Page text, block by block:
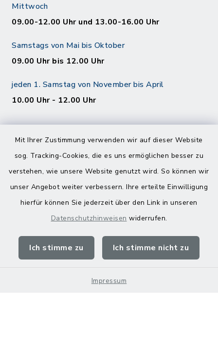
Mit Ihrer Zustimmung verwenden wir auf dieser Website
sog. Tracking-Cookies, die es uns ermöglichen besser zu
verstehen, wie unsere Website genutzt wird. So können wir
unser Angebot weiter verbessern. Ihre erteilte Einwilligung
hierfür können Sie jederzeit über den Link in unseren
Datenschutzhinweisen widerrufen.
Ich stimme zu Ich stimme nicht zu
Impressum
Mittwoch
09.00-12.00 Uhr und 13.00-16.00 Uhr
Samstags von Mai bis Oktober
09.00 Uhr bis 12.00 Uhr
jeden 1. Samstag von November bis April
10.00 Uhr - 12.00 Uhr
Barrierefreiheit
Impressum
Sitemap